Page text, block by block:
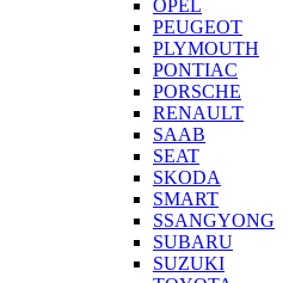
OPEL
PEUGEOT
PLYMOUTH
PONTIAC
PORSCHE
RENAULT
SAAB
SEAT
SKODA
SMART
SSANGYONG
SUBARU
SUZUKI